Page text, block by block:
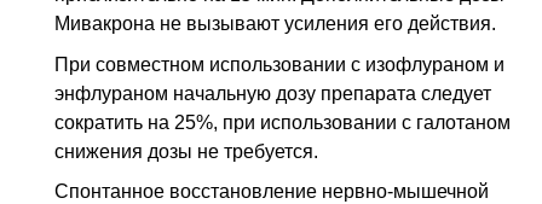
Мивакрона не вызывают усиления его действия.
При совместном использовании с изофлураном и
энфлураном начальную дозу препарата следует
сократить на 25%, при использовании с галотаном
снижения дозы не требуется.
Спонтанное восстановление нервно-мышечной